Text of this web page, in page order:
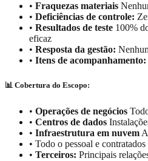
• Fraquezas materiais
• Deficiências de controle:
• Resultados de teste 100%
eficaz
• Resposta da gestão:
• Itens de acompanhamento:
📊 Cobertura do Escopo:
• Operações de negócios
• Centros de dados
• Infraestrutura em nuvem
• Todo o pessoal e contratados
• Terceiros: Principais